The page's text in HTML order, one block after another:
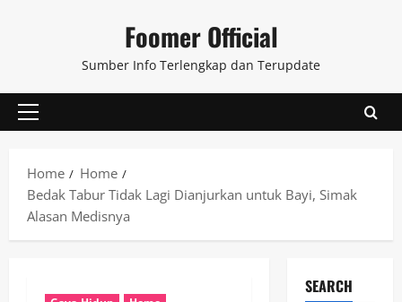
Foomer Official
Sumber Info Terlengkap dan Terupdate
Primary
Home
Home
Bedak Tabur Tidak Lagi Dianjurkan untuk Bayi, Simak
Alasan Medisnya
SEARCH